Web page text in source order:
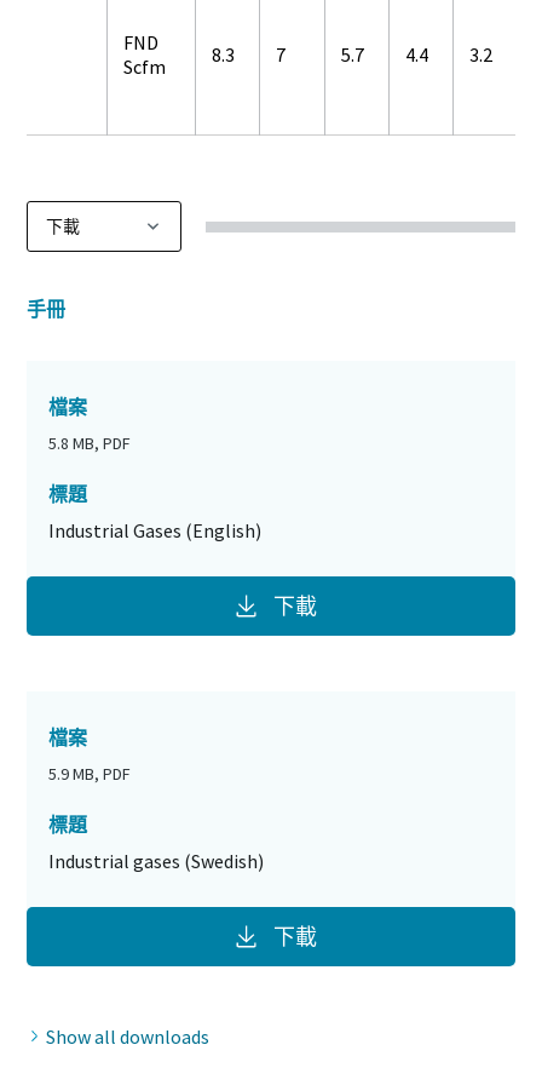
FND
Scfm
8.3 7 5.7 4.4 3.2
手冊
檔案
5.8 MB, PDF
標題
Industrial Gases (English)
下載
檔案
5.9 MB, PDF
標題
Industrial gases (Swedish)
下載
Show all downloads